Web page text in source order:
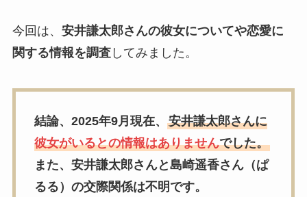
今回は、 安井謙太郎さんの彼女についてや恋愛に
関する情報を調査してみました。
結論、2025年9月現在、 安井謙太郎さんに
彼女がいるとの情報はありませんでした。
また、安井謙太郎さんと島崎遥香さん（ぱ
るる）の交際関係は不明です。